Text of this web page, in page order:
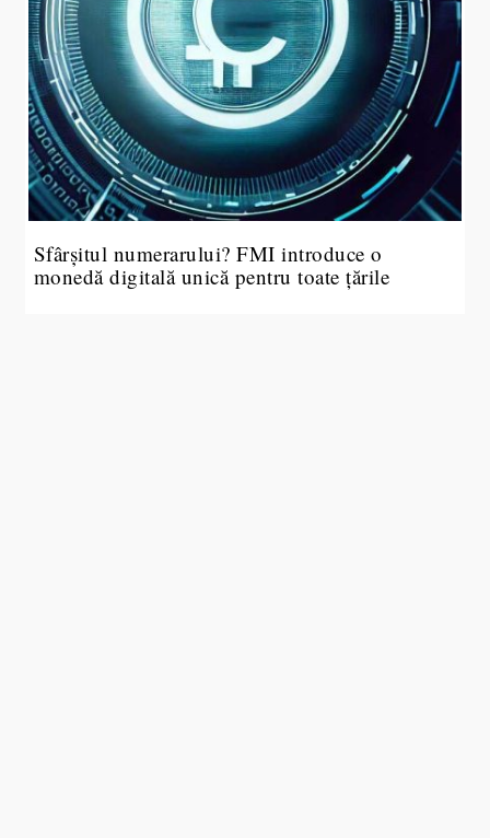
Sfârșitul numerarului? FMI introduce o
monedă digitală unică pentru toate țările